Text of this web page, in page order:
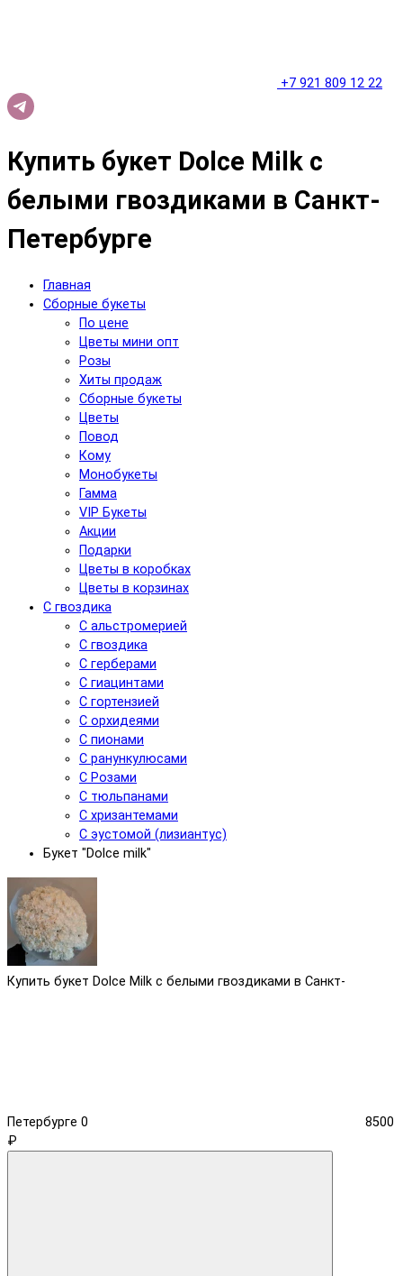
+7 921 809 12 22
Купить букет Dolce Milk с
белыми гвоздиками в Санкт-
Петербурге
Главная
Сборные букеты
По цене
Цветы мини опт
Розы
Хиты продаж
Сборные букеты
Цветы
Повод
Кому
Монобукеты
Гамма
VIP Букеты
Акции
Подарки
Цветы в коробках
Цветы в корзинах
С гвоздика
С альстромерией
С гвоздика
С герберами
С гиацинтами
С гортензией
С орхидеями
С пионами
С ранункулюсами
С Розами
С тюльпанами
С хризантемами
С эустомой (лизиантус)
Букет "Dolce milk"
Купить букет Dolce Milk с белыми гвоздиками в Санкт-
Петербурге 0
8500
₽